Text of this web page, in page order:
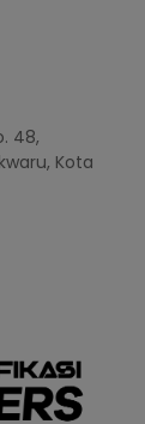
48,
Kota